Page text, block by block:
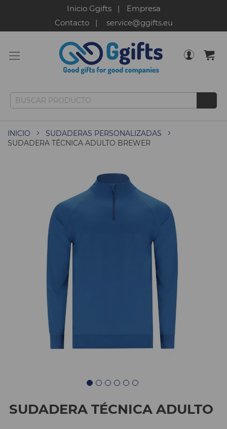
Inicio Ggifts
Empresa
Contacto
service@ggifts.eu
INICIO
SUDADERAS PERSONALIZADAS
SUDADERA TÉCNICA ADULTO BREWER
SUDADERA TÉCNICA ADULTO